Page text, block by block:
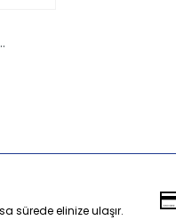
sürede elinize ulaşır.